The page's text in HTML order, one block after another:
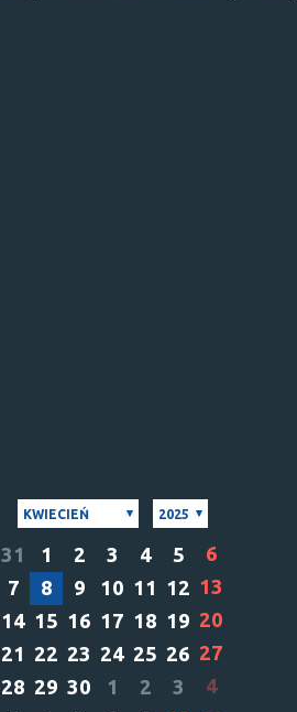
KWIECIEŃ 2025
31 1 2 3 4 5
6
7
8 9 10 11 12 13
14 15 16 17 18 19 20
21 22 23 24 25 26 27
28 29 30 1 2 3
4